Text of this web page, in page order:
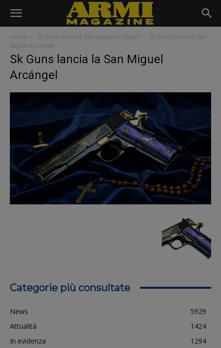
Home Sk Guns lancia la San Miguel Arcángel
Sk Guns lancia la San
Miguel Arcángel
Sk Guns lancia la San Miguel
Arcángel
Categorie più consultate
News
5929
Attualità
1424
In evidenza
1294